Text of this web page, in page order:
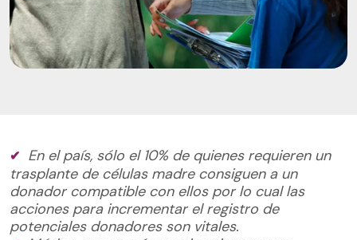
En el país, sólo el 10% de quienes requieren un
trasplante de células madre consiguen a un
donador compatible con ellos por lo cual las
acciones para incrementar el registro de
potenciales donadores son vitales.